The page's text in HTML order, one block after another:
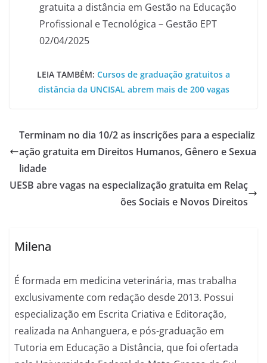
gratuita a distância em Gestão na Educação
Profissional e Tecnológica – Gestão EPT
02/04/2025
LEIA TAMBÉM: Cursos de graduação gratuitos a
distância da UNCISAL abrem mais de 200 vagas
Terminam no dia 10/2 as inscrições para a especializ
ação gratuita em Direitos Humanos, Gênero e Sexua
lidade
UESB abre vagas na especialização gratuita em Relaç
ões Sociais e Novos Direitos
Milena
É formada em medicina veterinária, mas trabalha
exclusivamente com redação desde 2013. Possui
especialização em Escrita Criativa e Editoração,
realizada na Anhanguera, e pós-graduação em
Tutoria em Educação a Distância, que foi ofertada